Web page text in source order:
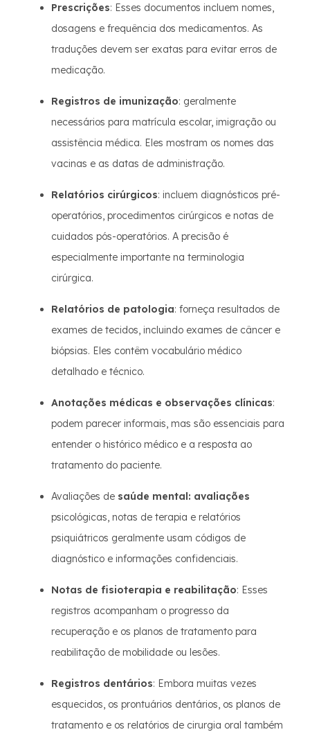
Prescrições: Esses documentos incluem nomes,
dosagens e frequência dos medicamentos. As
traduções devem ser exatas para evitar erros de
medicação.
Registros de imunização: geralmente
necessários para matrícula escolar, imigração ou
assistência médica. Eles mostram os nomes das
vacinas e as datas de administração.
Relatórios cirúrgicos: incluem diagnósticos pré-
operatórios, procedimentos cirúrgicos e notas de
cuidados pós-operatórios. A precisão é
especialmente importante na terminologia
cirúrgica.
Relatórios de patologia: forneça resultados de
exames de tecidos, incluindo exames de câncer e
biópsias. Eles contêm vocabulário médico
detalhado e técnico.
Anotações médicas e observações clínicas:
podem parecer informais, mas são essenciais para
entender o histórico médico e a resposta ao
tratamento do paciente.
Avaliações de saúde mental: avaliações
psicológicas, notas de terapia e relatórios
psiquiátricos geralmente usam códigos de
diagnóstico e informações confidenciais.
Notas de fisioterapia e reabilitação: Esses
registros acompanham o progresso da
recuperação e os planos de tratamento para
reabilitação de mobilidade ou lesões.
Registros dentários: Embora muitas vezes
esquecidos, os prontuários dentários, os planos de
tratamento e os relatórios de cirurgia oral também